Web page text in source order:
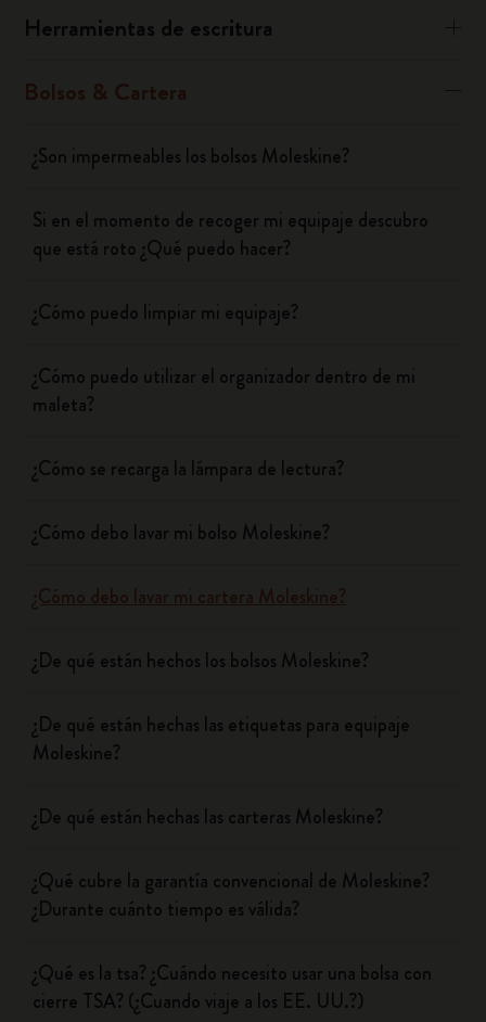
Herramientas de escritura
Bolsos & Cartera
¿Son impermeables los bolsos Moleskine?
Si en el momento de recoger mi equipaje descubro
que está roto ¿Qué puedo hacer?
¿Cómo puedo limpiar mi equipaje?
¿Cómo puedo utilizar el organizador dentro de mi
maleta?
¿Cómo se recarga la lámpara de lectura?
¿Cómo debo lavar mi bolso Moleskine?
¿Cómo debo lavar mi cartera Moleskine?
¿De qué están hechos los bolsos Moleskine?
¿De qué están hechas las etiquetas para equipaje
Moleskine?
¿De qué están hechas las carteras Moleskine?
¿Qué cubre la garantía convencional de Moleskine?
¿Durante cuánto tiempo es válida?
¿Qué es la tsa? ¿Cuándo necesito usar una bolsa con
cierre TSA? (¿Cuando viaje a los EE. UU.?)